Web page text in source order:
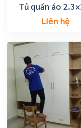
Tủ quần áo
giá rẻ
Liên hệ